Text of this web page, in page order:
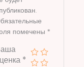
помечены *
*